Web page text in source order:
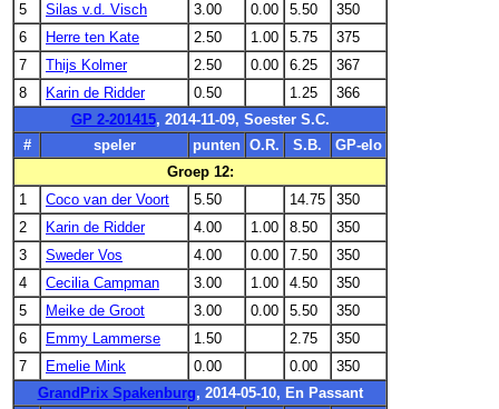
5
Silas v.d. Visch 3.00 0.00 5.50
350
6
Herre ten Kate 2.50 1.00 5.75
375
7
Thijs Kolmer 2.50 0.00 6.25
367
8
Karin de Ridder 0.50 1.25
366
GP 2-201415, 2014-11-09, Soester S.C.
#
speler punten O.R. S.B.
GP-elo
Groep 12:
1
Coco van der Voort 5.50 14.75
350
2
Karin de Ridder 4.00 1.00 8.50
350
3
Sweder Vos 4.00 0.00 7.50
350
4
Cecilia Campman 3.00 1.00 4.50
350
5
Meike de Groot 3.00 0.00 5.50
350
6
Emmy Lammerse 1.50 2.75
350
7
Emelie Mink 0.00 0.00
350
GrandPrix Spakenburg, 2014-05-10, En Passant